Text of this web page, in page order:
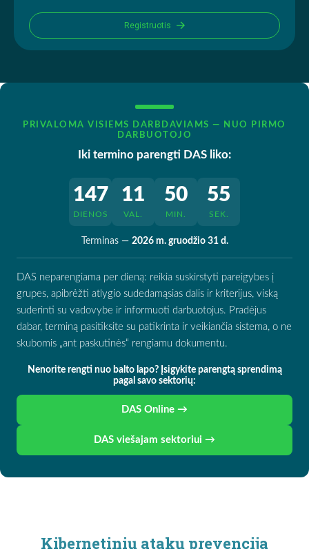
Registruotis
PRIVALOMA VISIEMS DARBDAVIAMS — NUO PIRMO
DARBUOTOJO
Iki termino parengti DAS liko:
147
DIENOS
11
VAL.
50
MIN.
54
SEK.
Terminas — 2026 m. gruodžio 31 d.
DAS neparengiama per dieną: reikia suskirstyti pareigybes į
grupes, apibrėžti atlygio sudedamąsias dalis ir kriterijus, viską
suderinti su vadovybe ir informuoti darbuotojus. Pradėjus
dabar, terminą pasitiksite su patikrinta ir veikiančia sistema, o ne
skubomis „ant paskutinės“ rengiamu dokumentu.
Nenorite rengti nuo balto lapo? Įsigykite parengtą sprendimą
pagal savo sektorių:
DAS Online →
DAS viešajam sektoriui →
Kibernetinių atakų prevencija